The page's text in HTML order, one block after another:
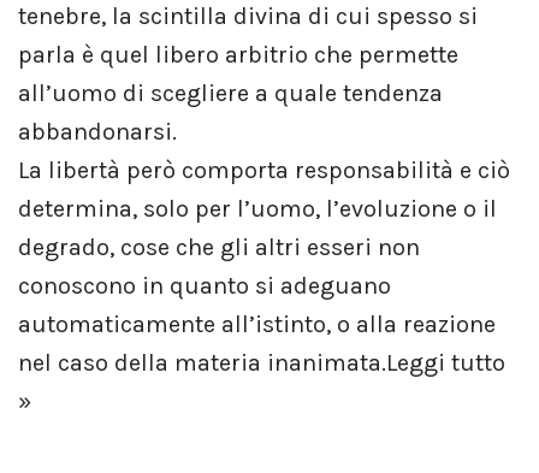
tenebre, la scintilla divina di cui spesso si
parla è quel libero arbitrio che permette
all’uomo di scegliere a quale tendenza
abbandonarsi.
La libertà però comporta responsabilità e ciò
determina, solo per l’uomo, l’evoluzione o il
degrado, cose che gli altri esseri non
conoscono in quanto si adeguano
automaticamente all’istinto, o alla reazione
nel caso della materia inanimata.Leggi tutto
»